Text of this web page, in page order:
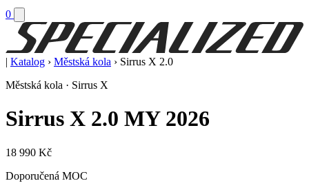
0
| Katalog › Městská kola › Sirrus X 2.0
Městská kola · Sirrus X
Sirrus X 2.0 MY 2026
18 990 Kč
Doporučená MOC